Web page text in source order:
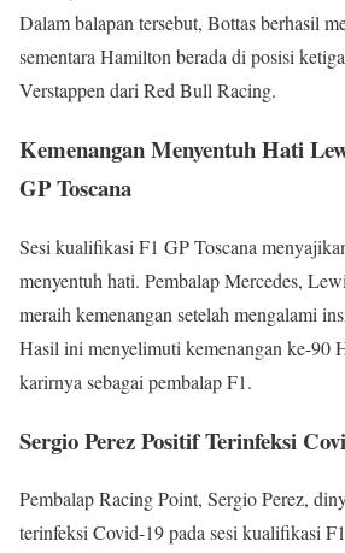
Dalam balapan tersebut, Bottas berhasil
sementara Hamilton berada di posisi
Verstappen dari Red Bull Racing.
Kemenangan Menyentuh Hati
GP Toscana
Sesi kualifikasi F1 GP Toscana
menyentuh hati. Pembalap Mercedes,
meraih kemenangan setelah mengalami
Hasil ini menyelimuti kemenangan ke-90
karirnya sebagai pembalap F1.
Sergio Perez Positif Terinfeksi
Pembalap Racing Point, Sergio Perez,
terinfeksi Covid-19 pada sesi kualifikasi